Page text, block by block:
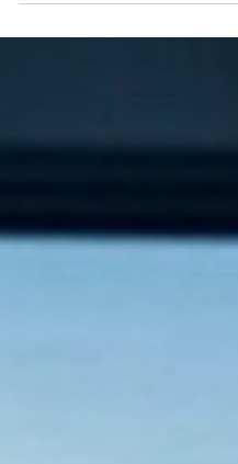
ambiguë peuvent aggraver
quelques principes